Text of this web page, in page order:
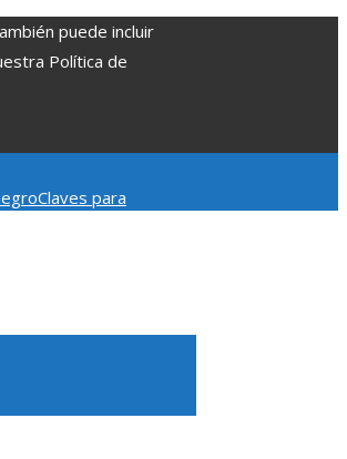
puede incluir
Política de
Claves para